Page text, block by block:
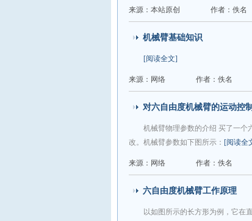
来源：本站原创 作者：佚名
机械臂基础知识
[阅读全文]
来源：网络 作者：佚名
对六自由度机械臂的运动控
机械臂物理参数的介绍 买了一个
改。机械臂参数如下图所示： [阅读全
来源：网络 作者：佚名
六自由度机械臂工作原理
以如图所示的长方形为例，它在